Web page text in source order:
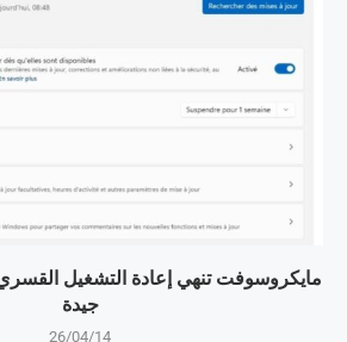
مايكروسوفت تنهي إعادة التشغيل القسري
جيدة
26/04/14